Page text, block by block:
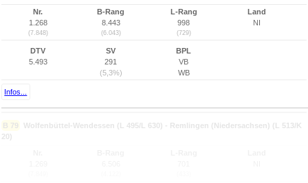
Nr.
1.268
(7.848)
B-Rang
8.443
(6.043)
L-Rang
998
(729)
Land
NI
DTV
5.493
SV
291
(5,3%)
BPL
VB
WB
Infos...
B 79
Wolfenbüttel-Wendessen (L 495/L 630) - Remlingen (Niedersachsen) (L 513/K
20)